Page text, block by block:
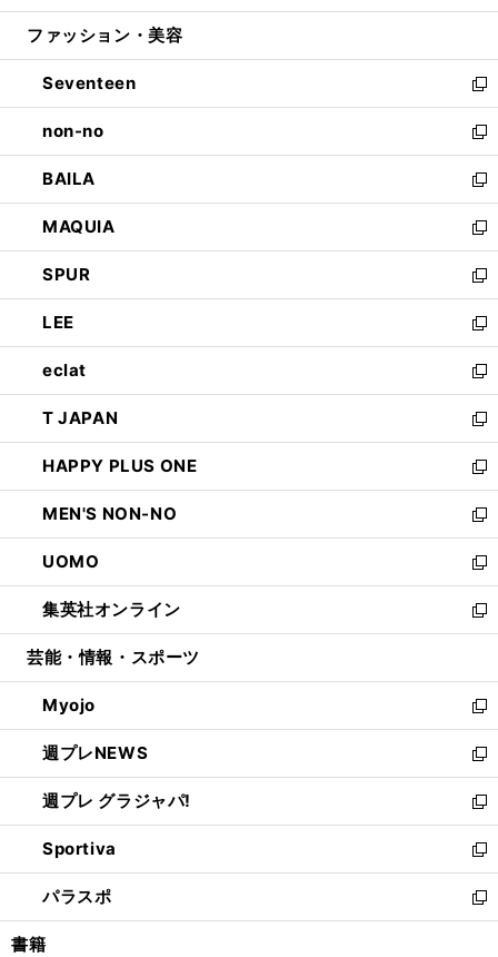
開
ウ
開
く
ン
ウ
で
開
く
ウ
ン
ド
ウ
で
開
く
ファッション・美容
Seventeen
新
し
い
ウ
ィ
ン
ド
ウ
で
開
く
non-no
新
し
い
ウ
ィ
ン
ド
ウ
で
開
く
BAILA
新
し
い
ウ
ィ
ン
ド
ウ
で
開
く
MAQUIA
新
し
い
ウ
ィ
ン
ド
ウ
で
開
く
SPUR
新
し
い
ウ
ィ
ン
ド
ウ
で
開
く
LEE
新
し
い
ウ
ィ
ン
ド
ウ
で
開
く
eclat
新
し
い
ウ
ィ
ン
ド
ウ
で
開
く
T JAPAN
新
し
い
ウ
ィ
ン
ド
ウ
で
開
HAPPY PLUS ONE
新
し
い
ウ
ィ
ン
ド
ウ
開
く
MEN'S NON-NO
新
し
い
ウ
ィ
ン
ウ
で
開
く
UOMO
新
し
い
ウ
ン
ド
ウ
で
開
く
集英社オンライン
新
し
ウ
ィ
ン
ド
ウ
で
開
く
芸能・情報・スポーツ
Myojo
新
し
い
ウ
ィ
ン
ド
ウ
で
開
週プレNEWS
新
し
い
ウ
ィ
ン
ド
ウ
週プレ グラジャパ!
新
し
い
ウ
ィ
ン
Sportiva
新
し
い
ウ
パラスポ
新
し
書籍